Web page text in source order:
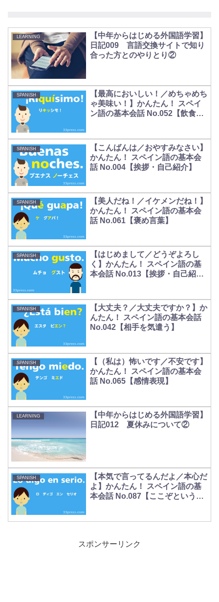
LEARNING
【中年からはじめる外国語学習】
日記009 言語交換サイトで知り
合った方とのやりとり②
SPANISH
【最高においしい！／めちゃめち
ゃ美味い！】かんたん！ スペイ
ン語の基本会話 No.052【飲食の
SPANISH
【こんばんは／おやすみなさい】
かんたん！ スペイン語の基本会
話 No.004【挨拶・自己紹介】
SPANISH
【美人だね！／イケメンだね！】
かんたん！ スペイン語の基本会
話 No.061【褒め言葉】
SPANISH
【はじめまして／どうぞよろし
く】かんたん！ スペイン語の基
本会話 No.013【挨拶・自己紹
SPANISH
【大丈夫？／大丈夫ですか？】か
んたん！ スペイン語の基本会話
No.042【相手を気遣う】
SPANISH
【（私は）怖いです／不安です】
かんたん！ スペイン語の基本会
話 No.065【感情表現】
LEARNING
【中年からはじめる外国語学習】
日記012 夏休みについて②
SPANISH
【本気で言ってるんだよ／本心だ
よ】かんたん！ スペイン語の基
本会話 No.087【ここぞという場
スポンサーリンク